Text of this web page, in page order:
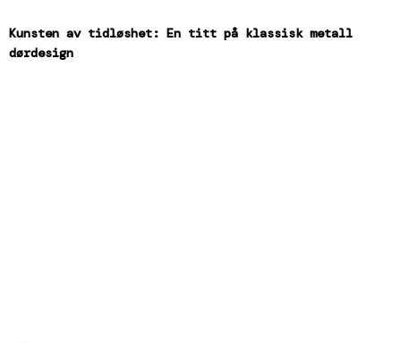
Kunsten av tidløshet: En titt på klassisk metall
dørdesign